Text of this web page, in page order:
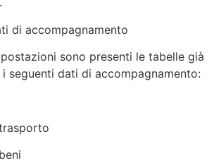
di accompagnamento
sono presenti le tabelle già
seguenti dati di accompagnamento: